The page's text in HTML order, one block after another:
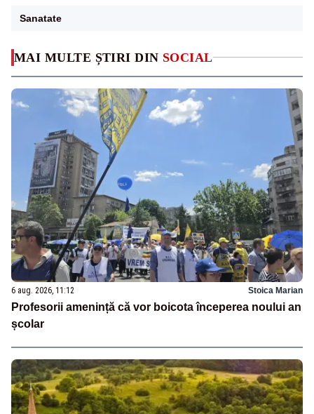
MAI MULTE ȘTIRI DIN SOCIAL
6 aug. 2026, 11:12 Stoica Marian
Profesorii amenință că vor boicota începerea noului an
școlar
Sanatate